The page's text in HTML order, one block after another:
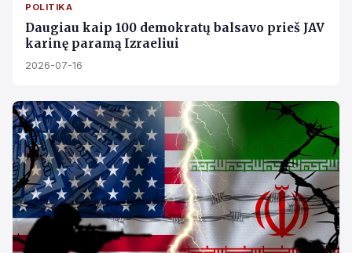
POLITIKA
Daugiau kaip 100 demokratų balsavo prieš JAV
karinę paramą Izraeliui
2026-07-16